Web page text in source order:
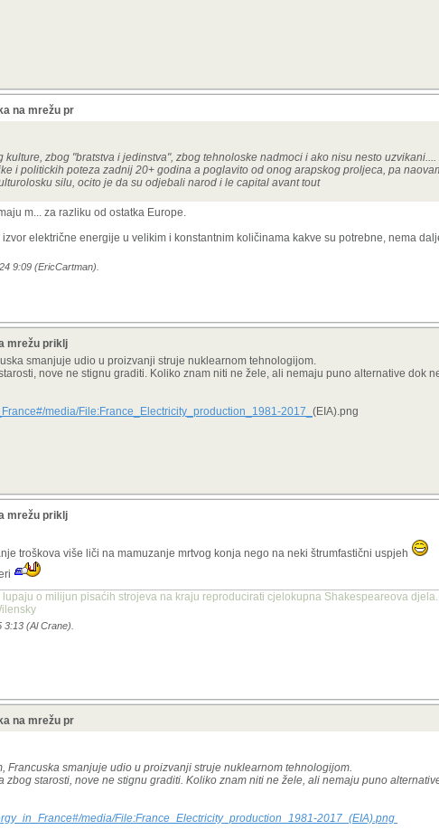
na mrežu pr
zbog "bratstva i jedinstva", zbog tehnoloske nadmoci i ako nisu nesto uzvikani....
i politickih poteza zadnij 20+ godina a poglavito od onog arapskog proljeca, pa
silu, ocito je da su odjebali narod i le capital avant tout
m... za razliku od ostatka Europe.
električne energije u velikim i konstantnim količinama kakve su potrebne, nema
9:09 (EricCartman).
mrežu priklj
smanjuje udio u proizvanji struje nuklearnom tehnologijom.
nove ne stignu graditi. Koliko znam niti ne žele, ali nemaju puno alternative dok
media/File:France_Electricity_production_1981-2017_ (EIA).png
mrežu priklj
troškova više liči na mamuzanje mrtvog konja nego na neki štrumfastični uspjeh
o milijun pisaćih strojeva na kraju reproducirati cjelokupna Shakespeareova
(Al Crane).
na mrežu pr
Francuska smanjuje udio u proizvanji struje nuklearnom tehnologijom.
zbog starosti, nove ne stignu graditi. Koliko znam niti ne žele, ali nemaju puno
media/File:France_Electricity_production_1981-2017_ (EIA).png